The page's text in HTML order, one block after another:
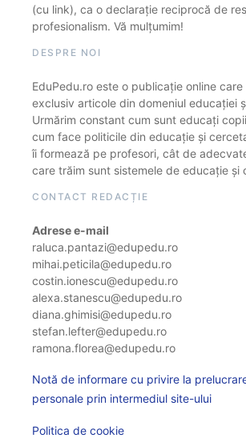
(cu link), ca o declarație reciprocă de
profesionalism. Vă mulțumim!
DESPRE NOI
EduPedu.ro este o publicație online
exclusiv articole din domeniul educației
Urmărim constant cum sunt educați
cum face politicile din educație și
îi formează pe profesori, cât de
care trăim sunt sistemele de educație și
CONTACT REDACȚIE
Adrese e-mail
raluca.pantazi@edupedu.ro
mihai.peticila@edupedu.ro
costin.ionescu@edupedu.ro
alexa.stanescu@edupedu.ro
diana.ghimisi@edupedu.ro
stefan.lefter@edupedu.ro
ramona.florea@edupedu.ro
Notă de informare cu privire la
personale prin intermediul site-ului
Politica de cookie